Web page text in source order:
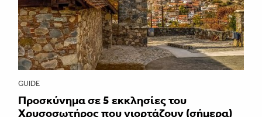
GUIDE
Προσκύνημα σε 5 εκκλησίες του
Χρυσοσωτήρος που γιορτάζουν (σήμερα)